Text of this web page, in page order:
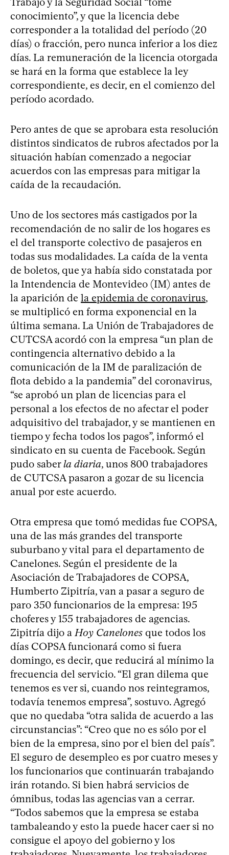
conocimiento”, y que la licencia debe
corresponder a la totalidad del período (20
días) o fracción, pero nunca inferior a los diez
días. La remuneración de la licencia otorgada
se hará en la forma que establece la ley
correspondiente, es decir, en el comienzo del
período acordado.
Pero antes de que se aprobara esta resolución
distintos sindicatos de rubros afectados por la
situación habían comenzado a negociar
acuerdos con las empresas para mitigar la
caída de la recaudación.
Uno de los sectores más castigados por la
recomendación de no salir de los hogares es
el del transporte colectivo de pasajeros en
todas sus modalidades. La caída de la venta
de boletos, que ya había sido constatada por
la Intendencia de Montevideo (IM) antes de
la aparición de la epidemia de coronavirus,
se multiplicó en forma exponencial en la
última semana. La Unión de Trabajadores de
CUTCSA acordó con la empresa “un plan de
contingencia alternativo debido a la
comunicación de la IM de paralización de
flota debido a la pandemia” del coronavirus,
“se aprobó un plan de licencias para el
personal a los efectos de no afectar el poder
adquisitivo del trabajador, y se mantienen en
tiempo y fecha todos los pagos”, informó el
sindicato en su cuenta de Facebook. Según
pudo saberla diaria, unos 800 trabajadores
de CUTCSA pasaron a gozar de su licencia
anual por este acuerdo.
Otra empresa que tomó medidas fue COPSA,
una de las más grandes del transporte
suburbano y vital para el departamento de
Canelones. Según el presidente de la
Asociación de Trabajadores de COPSA,
Humberto Zipitría, van a pasar a seguro de
paro 350 funcionarios de la empresa: 195
choferes y 155 trabajadores de agencias.
Zipitría dijo a Hoy Canelones que todos los
días COPSA funcionará como si fuera
domingo, es decir, que reducirá al mínimo la
frecuencia del servicio. “El gran dilema que
tenemos es ver si, cuando nos reintegramos,
todavía tenemos empresa”, sostuvo. Agregó
que no quedaba “otra salida de acuerdo a las
circunstancias”: “Creo que no es sólo por el
bien de la empresa, sino por el bien del país”.
El seguro de desempleo es por cuatro meses y
los funcionarios que continuarán trabajando
irán rotando. Si bien habrá servicios de
ómnibus, todas las agencias van a cerrar.
“Todos sabemos que la empresa se estaba
tambaleando y esto la puede hacer caer si no
consigue el apoyo del gobierno y los